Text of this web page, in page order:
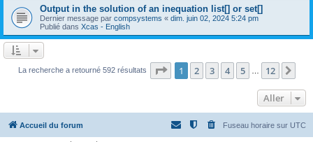
Output in the solution of an inequation list[] or set[]
Dernier message par compsystems « dim. juin 02, 2024 5:24 pm
Publié dans Xcas - English
La recherche a retourné 592 résultats Page 1sur12
1 2 3 4 5 12
Aller
Accueil du forum Fuseau horaire sur UTC